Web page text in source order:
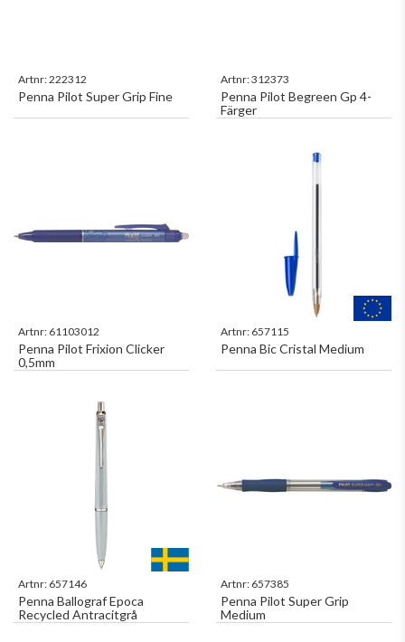
Artnr:222312
Penna Pilot Super Grip Fine
Artnr:312373
Penna Pilot Begreen Gp 4-
Färger
Artnr: 61103012
Penna Pilot Frixion Clicker
0,5mm
Artnr: 657115
Penna Bic Cristal Medium
Artnr: 657146
Penna Ballograf Epoca
Recycled Antracitgrå
Artnr: 657385
Penna Pilot Super Grip
Medium